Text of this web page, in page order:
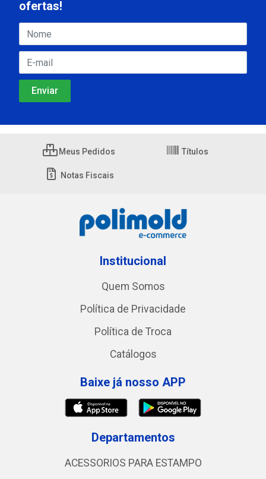
ofertas!
Meus Pedidos Títulos
Notas Fiscais
Institucional
Quem Somos
Política de Privacidade
Política de Troca
Catálogos
Baixe já nosso APP
Departamentos
ACESSORIOS PARA ESTAMPO